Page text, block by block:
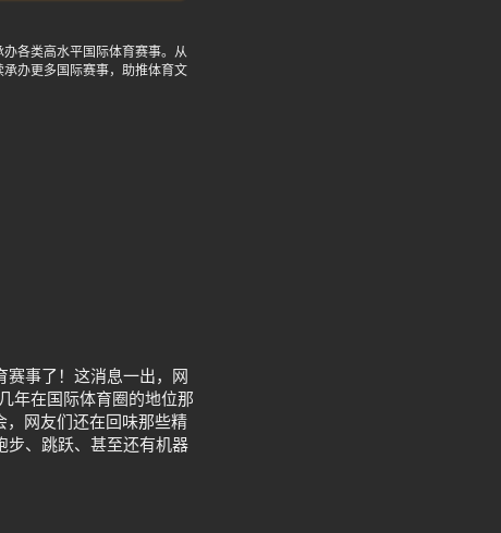
各类高水平国际体育赛事。从
办更多国际赛事，助推体育文
赛事了！这消息一出，网
年在国际体育圈的地位那
，网友们还在回味那些精
步、跳跃、甚至还有机器